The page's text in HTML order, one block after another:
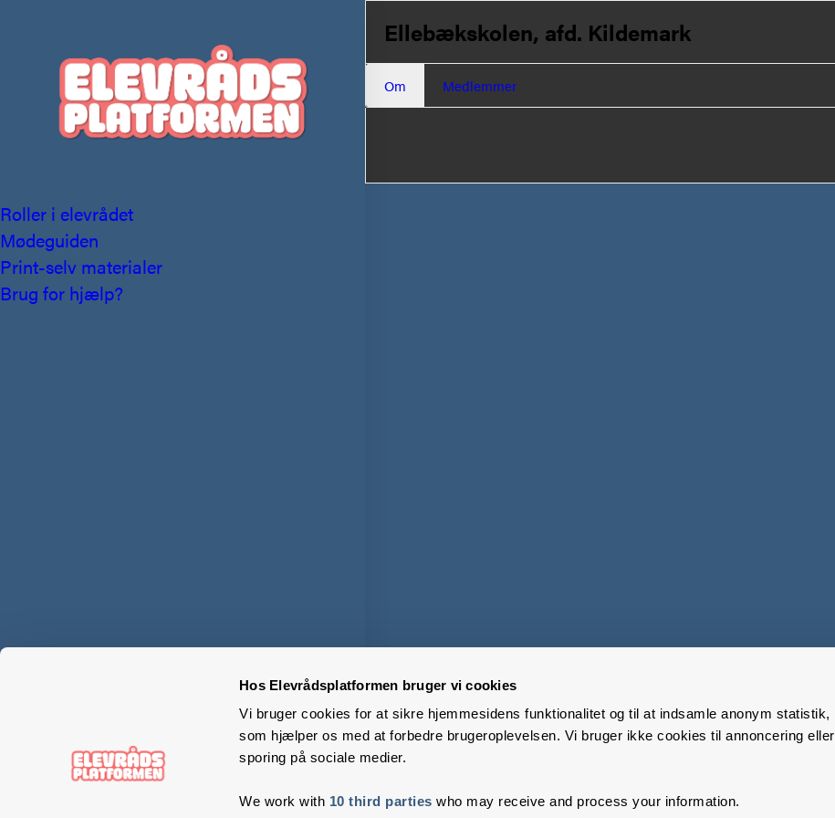
Hos Elevrådsplatformen bruger vi cookies
Vi bruger cookies for at sikre hjemmesidens funktionalitet og til at indsamle anonym statistik,
som hjælper os med at forbedre brugeroplevelsen. Vi bruger ikke cookies til annoncering eller
sporing på sociale medier.
We work with 10 third parties who may receive and process your information.
Roller i elevrådet
Mødeguiden
Print-selv materialer
Brug for hjælp?
Ellebækskolen, afd. Kildemark
Om Medlemmer